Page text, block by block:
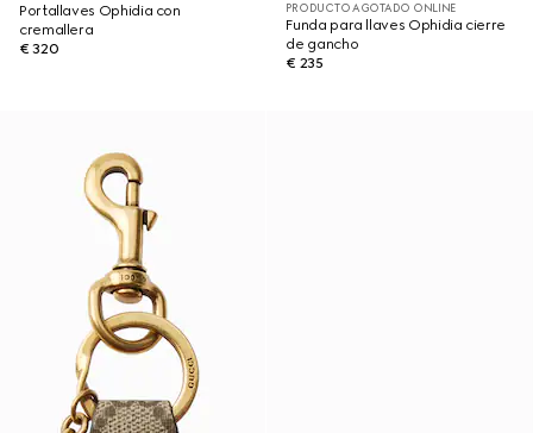
Portallaves Ophidia con
cremallera
€ 320
PRODUCTO AGOTADO ONLINE
Funda para llaves Ophidia cierre
de gancho
€ 235